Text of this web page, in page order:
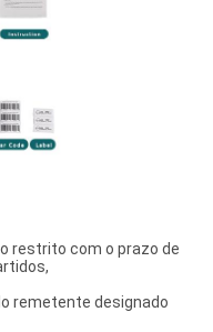
restrito com o prazo de
remetente designado